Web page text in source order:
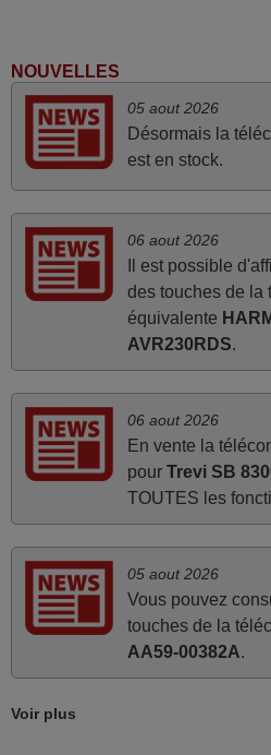
émis car le délai de 24h était
reçu la télécommande au cours
compatible avec mon besoin.
fonctionnalité de la
promesse. Le document
la fonction des différentes
directement utilisable
fournies.
Tout bien.
La telecommande fonctionne
super.
NOUVELLES
05 aout 2026
Désormais la
est en stock.
06 aout 2026
Il est possible
des touches de la
équivalente
AVR230RDS.
06 aout 2026
En vente la
pour Trevi SB
TOUTES les
05 aout 2026
Vous pouvez
touches de la
AA59-00382A.
Voir plus